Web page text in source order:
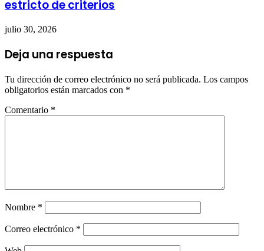
estricto de criterios
julio 30, 2026
Deja una respuesta
Tu dirección de correo electrónico no será publicada. Los campos
obligatorios están marcados con *
Comentario *
Nombre *
Correo electrónico *